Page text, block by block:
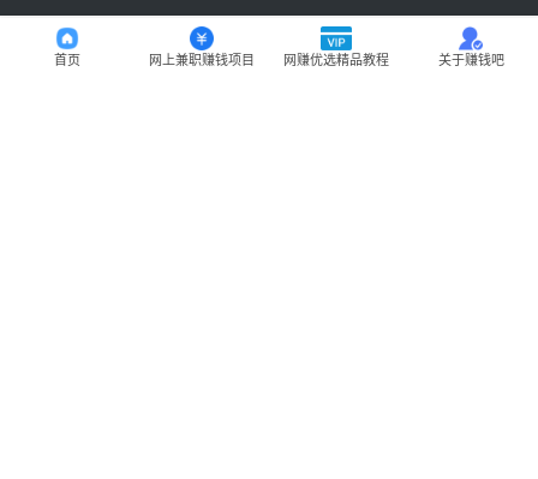
首页 网上兼职赚钱项目 网赚优选精品教程 关于赚钱吧